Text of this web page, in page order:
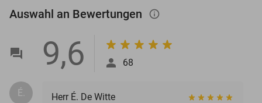
Auswahl an Bewertungen info_outlined
9,6 68
É. Herr É. De Witte